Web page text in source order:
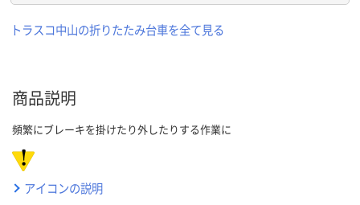
トラスコ中山の折りたたみ台車を全て見る
商品説明
頻繁にブレーキを掛けたり外したりする作業に
アイコンの説明